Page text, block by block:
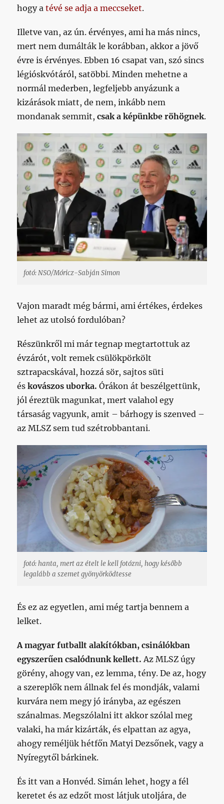
hogy atévé se adja a meccseket.
Illetve van, az ún. érvényes, ami ha más nincs,
mert nem dumálták le korábban, akkor a jövő
évre is érvényes. Ebben 16 csapat van, szó sincs
légióskvótáról, satöbbi. Minden mehetne a
normál mederben, legfeljebb anyázunk a
kizárások miatt, de nem, inkább nem
mondanak semmit,csak a képünkbe röhögnek.
fotó: NSO/Móricz-Sabján Simon
Vajon maradt még bármi, ami értékes, érdekes
lehet az utolsó fordulóban?
Részünkről mi már tegnap megtartottuk az
évzárót, volt remek csülökpörkölt
sztrapacskával, hozzá sör, sajtos süti
éskovászos uborka. Órákon át beszélgettünk,
jól éreztük magunkat, mert valahol egy
társaság vagyunk, amit – bárhogy is szenved –
az MLSZ sem tud szétrobbantani.
fotó: hanta, mert az ételt le kell fotózni, hogy később
legalább a szemet gyönyörködtesse
És ez az egyetlen, ami még tartja bennem a
lelket.
A magyar futballt alakítókban, csinálókban
egyszerűen csalódnunk kellett. Az MLSZ úgy
görény, ahogy van, ez lemma, tény. De az, hogy
a szereplők nem állnak fel és mondják, valami
kurvára nem megy jó irányba, az egészen
szánalmas. Megszólalni itt akkor szólal meg
valaki, ha már kizárták, és elpattan az agya,
ahogy reméljük hétfőn Matyi Dezsőnek, vagy a
Nyíregytől bárkinek.
És itt van a Honvéd. Simán lehet, hogy a fél
keretet és az edzőt most látjuk utoljára, de